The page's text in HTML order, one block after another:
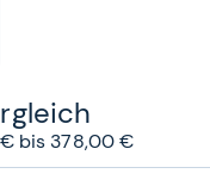
bis 378,00 €